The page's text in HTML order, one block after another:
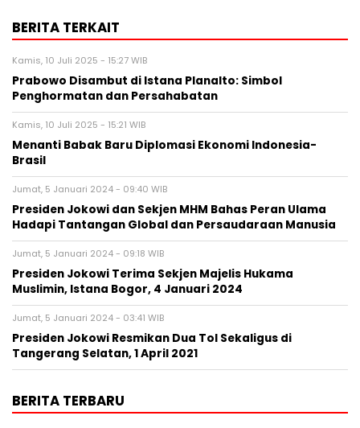
BERITA TERKAIT
Kamis, 10 Juli 2025 - 15:27 WIB
Prabowo Disambut di Istana Planalto: Simbol
Penghormatan dan Persahabatan
Kamis, 10 Juli 2025 - 15:21 WIB
Menanti Babak Baru Diplomasi Ekonomi Indonesia-
Brasil
Jumat, 5 Januari 2024 - 09:40 WIB
Presiden Jokowi dan Sekjen MHM Bahas Peran Ulama
Hadapi Tantangan Global dan Persaudaraan Manusia
Jumat, 5 Januari 2024 - 09:18 WIB
Presiden Jokowi Terima Sekjen Majelis Hukama
Muslimin, Istana Bogor, 4 Januari 2024
Jumat, 5 Januari 2024 - 03:41 WIB
Presiden Jokowi Resmikan Dua Tol Sekaligus di
Tangerang Selatan, 1 April 2021
BERITA TERBARU